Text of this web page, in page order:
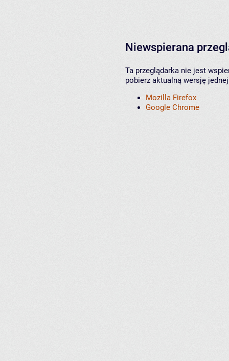
Niewspierana
Ta przeglądarka nie jest
pobierz aktualną wersję
Mozilla Firefox
Google Chrome